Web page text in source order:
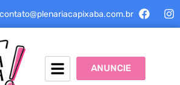
contato@plenariacapixaba.com.br
ANUNCIE